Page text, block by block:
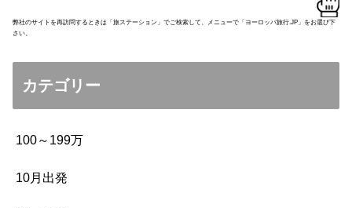
弊社のサイトを再訪問するときは「旅ステーション」でご検索して、メニューで「ヨーロッパ旅行.JP」をお選び下
さい。
カテゴリー
100～199万
10月出発